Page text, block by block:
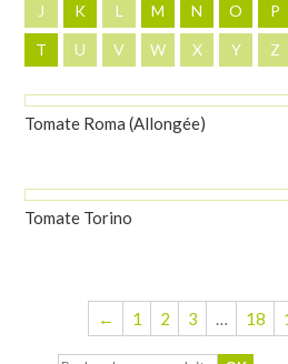
J K L M N O P
T U V W X Y Z
Tomate Roma (Allongée)
Tomate Torino
← 1 2 3 … 18